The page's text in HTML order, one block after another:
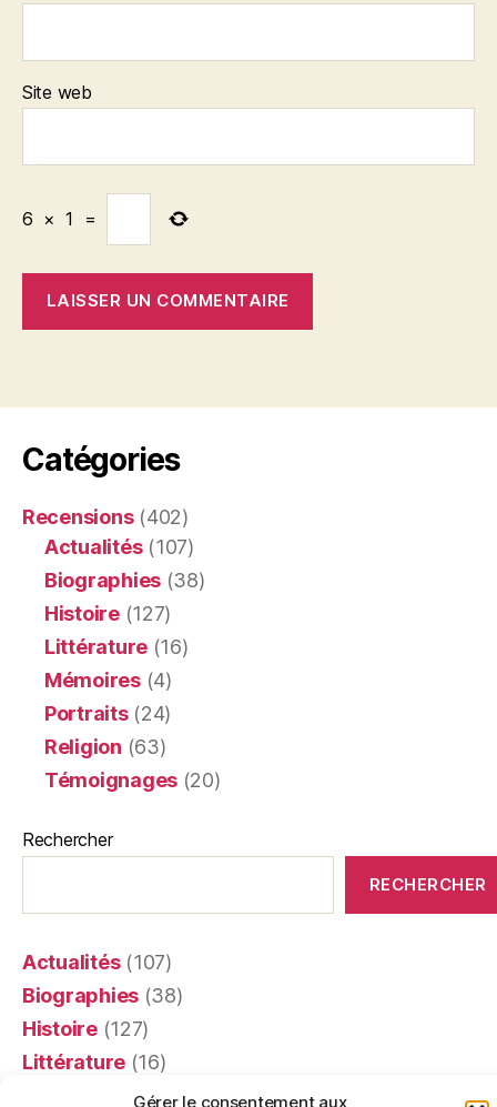
Gérer le consentement aux
Site web
6 × 1 =
Catégories
Recensions(402)
Actualités(107)
Biographies (38)
Histoire(127)
Littérature (16)
Mémoires(4)
Portraits(24)
Religion (63)
Témoignages (20)
Rechercher
RECHERCHER
Actualités(107)
Biographies (38)
Histoire(127)
Littérature (16)
(4)